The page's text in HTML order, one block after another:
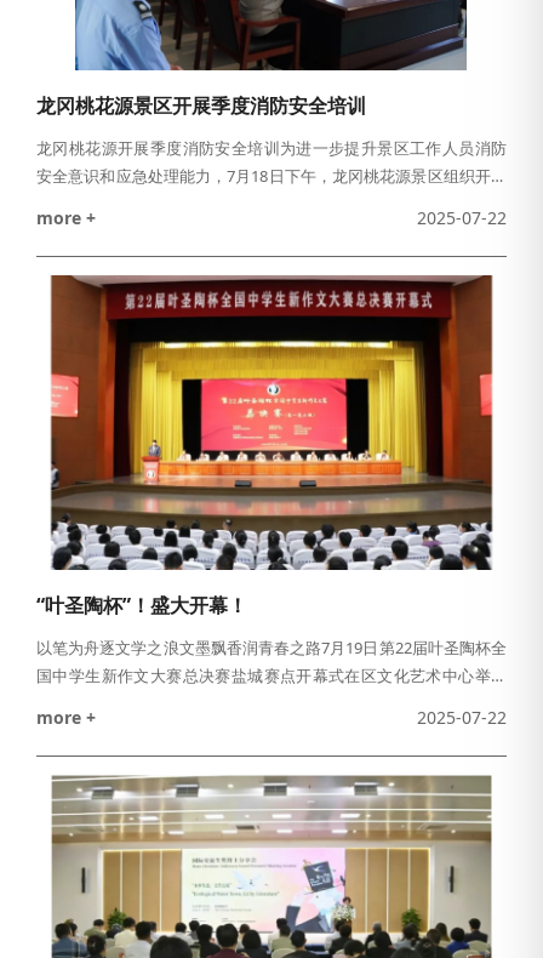
龙冈桃花源景区开展季度消防安全培训
龙冈桃花源开展季度消防安全培训为进一步提升景区工作人员消防
安全意识和应急处理能力，7月18日下午，龙冈桃花源景区组织开展
与，通过“理论+实操”双环节强化安全技能，筑牢景区安全防线。消
防安全教育培训在游客中心三楼会议室正式启动，由安保部负责人
黄文澄同志主持。会议重点强调交通、用电、防盗及森林防火，尤
其是森林防火安全，通过案例分析、互动问答等形
more + 2025-07-22
“叶圣陶杯”！盛大开幕！
以笔为舟逐文学之浪文墨飘香润青春之路7月19日第22届叶圣陶杯全
国中学生新作文大赛总决赛盐城赛点开幕式在区文化艺术中心举行
长、南京大学兼职教授余潇，特级教师、北京朝阳区教研中心高中
语文专家、中国当代文学研究会校园文学委员会副理事长何郁，作
家、盐城市作协副主席、盐都区作协主席曹文芳等业内专家、大咖
出席活动。盐城，是一座让文字生根发芽的城市；盐
more + 2025-07-22